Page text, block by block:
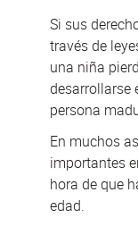
Si sus
través de
una niña
desarrollarse
persona
En muchos
importantes
hora de que
edad.